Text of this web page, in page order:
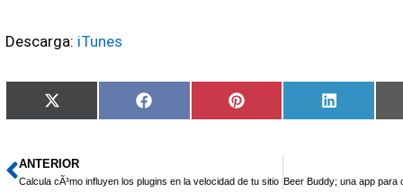
Descarga: iTunes
Compartir
en
X
(Twitter)
Compartir
en
Facebook
Compartir
en
Pinterest
Compartir
en
LinkedIn
Ant
ANTERIOR
Calcula cÃ³mo influyen los plugins en la velocidad de tu sitio